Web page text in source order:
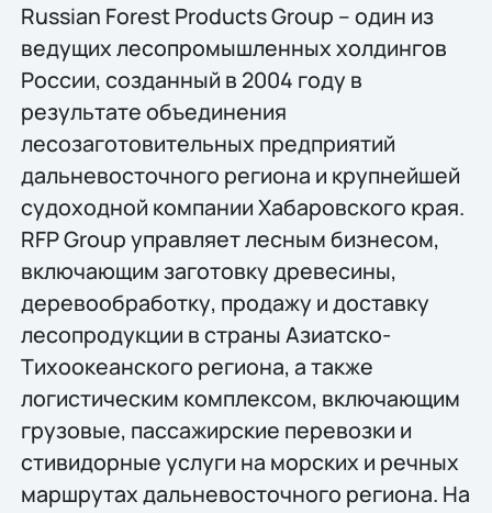
Russian Forest Products Group – один из
ведущих лесопромышленных холдингов
России, созданный в 2004 году в
результате объединения
лесозаготовительных предприятий
дальневосточного региона и крупнейшей
судоходной компании Хабаровского края.
RFP Group управляет лесным бизнесом,
включающим заготовку древесины,
деревообработку, продажу и доставку
лесопродукции в страны Азиатско-
Тихоокеанского региона, а также
логистическим комплексом, включающим
грузовые, пассажирские перевозки и
стивидорные услуги на морских и речных
маршрутах дальневосточного региона. На